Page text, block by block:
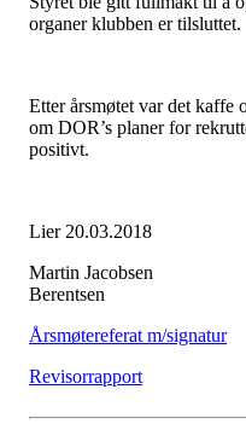
organer klubben er tilsluttet.
Etter årsmøtet var det kaffe
om DOR’s planer for
positivt.
Lier 20.03.2018
Martin
Berentsen
Årsmøtereferat m/signatur
Revisorrapport